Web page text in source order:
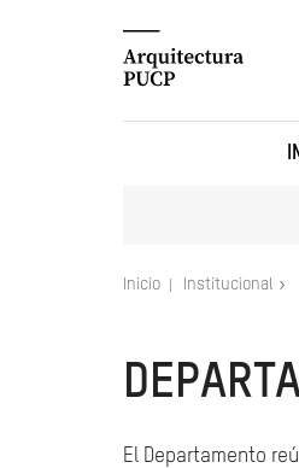
Inicio Institucional
El Departamento